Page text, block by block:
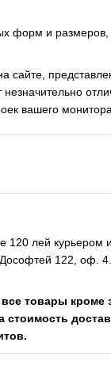
форм и
вашего монитора
120 лей курьером
122, оф. 4.
товары кроме
стоимость